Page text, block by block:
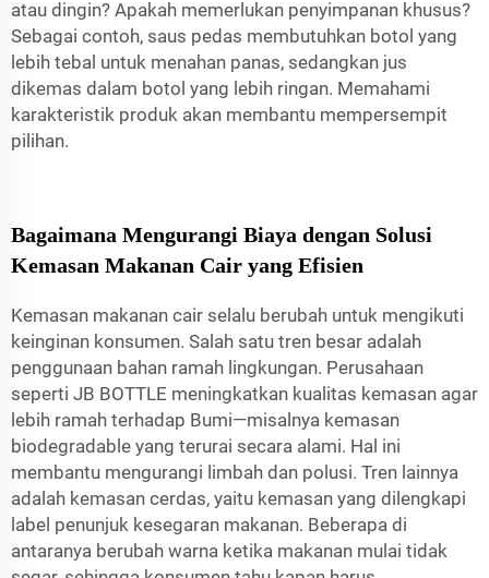
atau dingin? Apakah memerlukan penyimpanan khusus?
Sebagai contoh, saus pedas membutuhkan botol yang
lebih tebal untuk menahan panas, sedangkan jus
dikemas dalam botol yang lebih ringan. Memahami
karakteristik produk akan membantu mempersempit
pilihan.
Bagaimana Mengurangi Biaya dengan Solusi
Kemasan Makanan Cair yang Efisien
Kemasan makanan cair selalu berubah untuk mengikuti
keinginan konsumen. Salah satu tren besar adalah
penggunaan bahan ramah lingkungan. Perusahaan
seperti JB BOTTLE meningkatkan kualitas kemasan agar
lebih ramah terhadap Bumi—misalnya kemasan
biodegradable yang terurai secara alami. Hal ini
membantu mengurangi limbah dan polusi. Tren lainnya
adalah kemasan cerdas, yaitu kemasan yang dilengkapi
label penunjuk kesegaran makanan. Beberapa di
antaranya berubah warna ketika makanan mulai tidak